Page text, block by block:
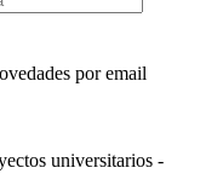
por email